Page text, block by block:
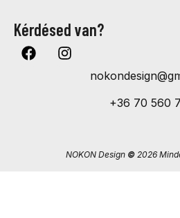
Kérdésed van?
+36 70 560
NOKON Design ©2026